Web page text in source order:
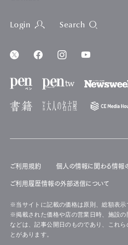
Login Search
ご利用規約 個人の情報に関わる情報
ご利用履歴情報の外部送信について
※当サイトに記載の価格は原則、総額表示
※掲載された価格や店の営業日時、施設
などは、記事公開日のものであり、これ
とがあります。